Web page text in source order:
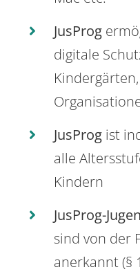
JusProg
digitale
JusProg ist
alle
Kindern
JusProg-
sind von der
anerkannt (§